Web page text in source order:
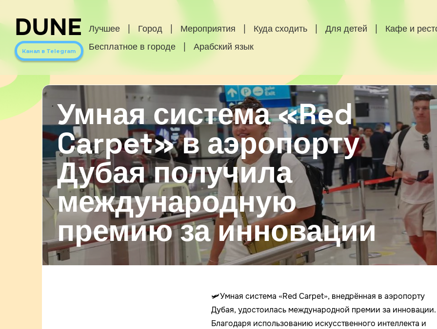
DUNE
Канал в Telegram
Лучшее Город Мероприятия Куда сходить Для детей
Кафе и
Бесплатное в городе
Арабский язык
Умная система «Red
Carpet» в аэропорту
Дубая получила
международную
премию за инновации
🛩️Умная система «Red Carpet», внедрённая в аэропорту
Дубая, удостоилась международной премии за инновации.
Благодаря использованию искусственного интеллекта и